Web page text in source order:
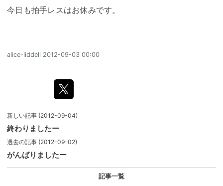
今日も拍手レスはお休みです。
alice-liddell 2012-09-03 00:00
新しい記事 (2012-09-04)
終わりましたー
過去の記事 (2012-09-02)
がんばりましたー
記事一覧